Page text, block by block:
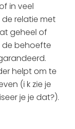
in veel
relatie met
geheel of
de behoefte
helpt om te
(i k zie je
je je dat?).